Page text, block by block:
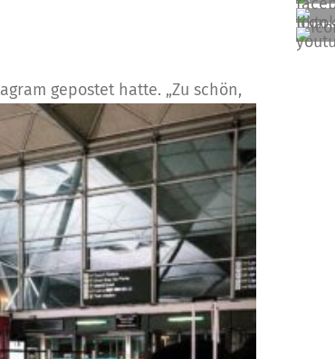
gepostet hatte. „Zu schön,